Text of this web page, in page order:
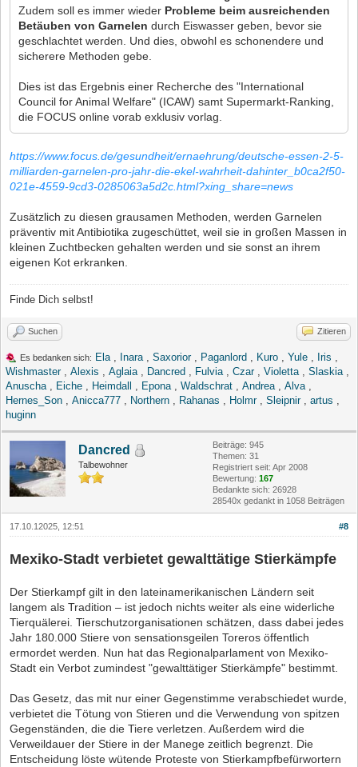
Zudem soll es immer wieder Probleme beim ausreichenden
Betäuben von Garnelen durch Eiswasser geben, bevor sie
geschlachtet werden. Und dies, obwohl es schonendere und
sicherere Methoden gebe.
Dies ist das Ergebnis einer Recherche des "International
Council for Animal Welfare" (ICAW) samt Supermarkt-Ranking,
die FOCUS online vorab exklusiv vorlag.
https://www.focus.de/gesundheit/ernaehrung/deutsche-essen-2-5-
milliarden-garnelen-pro-jahr-die-ekel-wahrheit-dahinter_b0ca2f50-
021e-4559-9cd3-0285063a5d2c.html?xing_share=news
Zusätzlich zu diesen grausamen Methoden, werden Garnelen
präventiv mit Antibiotika zugeschüttet, weil sie in großen Massen in
kleinen Zuchtbecken gehalten werden und sie sonst an ihrem
eigenen Kot erkranken.
Finde Dich selbst!
Suchen Zitieren
Es bedanken sich: Ela, Inara, Saxorior, Paganlord , Kuro , Yule , Iris ,
Wishmaster, Alexis , Aglaia, Dancred , Fulvia, Czar, Violetta, Slaskia,
Anuscha, Eiche , Heimdall , Epona, Waldschrat , Andrea, Alva,
Hernes_Son , Anicca777 , Northern , Rahanas , Holmr, Sleipnir, artus ,
huginn
Dancred
Talbewohner
Beiträge: 945
Themen: 31
Registriert seit: Apr 2008
Bewertung: 167
Bedankte sich: 26928
28540x gedankt in 1058 Beiträgen
#8
17.10.12025, 12:51
Mexiko-Stadt verbietet gewalttätige Stierkämpfe
Der Stierkampf gilt in den lateinamerikanischen Ländern seit
langem als Tradition – ist jedoch nichts weiter als eine widerliche
Tierquälerei. Tierschutzorganisationen schätzen, dass dabei jedes
Jahr 180.000 Stiere von sensationsgeilen Toreros öffentlich
ermordet werden. Nun hat das Regionalparlament von Mexiko-
Stadt ein Verbot zumindest "gewalttätiger Stierkämpfe" bestimmt.
Das Gesetz, das mit nur einer Gegenstimme verabschiedet wurde,
verbietet die Tötung von Stieren und die Verwendung von spitzen
Gegenständen, die die Tiere verletzen. Außerdem wird die
Verweildauer der Stiere in der Manege zeitlich begrenzt. Die
Entscheidung löste wütende Proteste von Stierkampfbefürwortern